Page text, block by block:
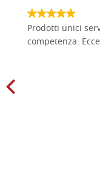
Prodotti unici
competenza.